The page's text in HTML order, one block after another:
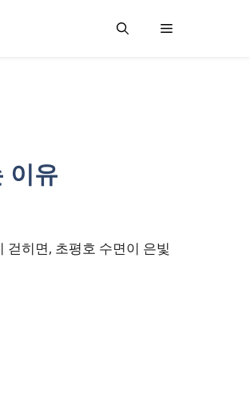
이유
걷히면, 초평호 수면이 은빛